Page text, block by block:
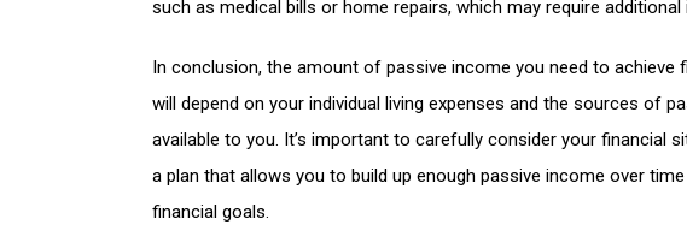
such as medical bills or home repairs, which may require additional
In conclusion, the amount of passive income you need to achieve
will depend on your individual living expenses and the sources of
available to you. It’s important to carefully consider your financial
a plan that allows you to build up enough passive income over
financial goals.